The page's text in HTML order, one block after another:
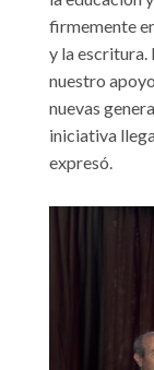
firmemente
y la escritura.
nuestro
nuevas
iniciativa
expresó.